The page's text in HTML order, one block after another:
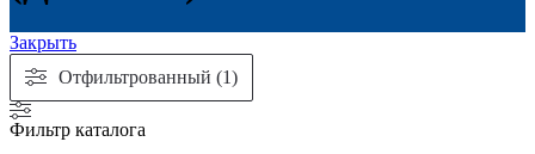
Закрыть
Отфильтрованный (1)
Фильтр каталога